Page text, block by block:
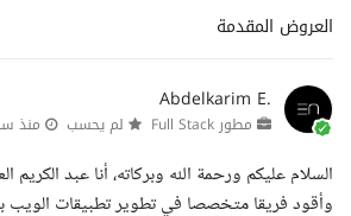
العروض المقدمة
Abdelkarim E.
مطور Full Stack لم يحسب منذ